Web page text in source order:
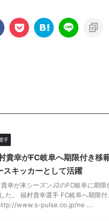
手
貴幸がFC岐阜へ期限付き移
スキッカーとして活躍
幸が来シーズンJ2のFC岐阜に期限
た。 福村貴幸選手 FC岐阜へ期限
www.s-pulse.co.jp/ne ...